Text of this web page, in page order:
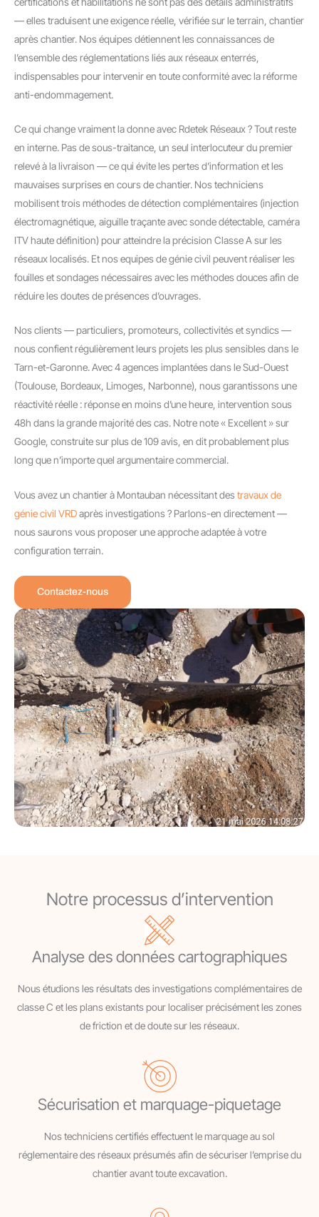
— elles traduisent une exigence réelle, vérifiée sur le terrain, chantier
après chantier. Nos équipes détiennent les connaissances de
l’ensemble des réglementations liés aux réseaux enterrés,
indispensables pour intervenir en toute conformité avec la réforme
anti-endommagement.
Ce qui change vraiment la donne avec Rdetek Réseaux ? Tout reste
en interne. Pas de sous-traitance, un seul interlocuteur du premier
relevé à la livraison — ce qui évite les pertes d’information et les
mauvaises surprises en cours de chantier. Nos techniciens
mobilisent trois méthodes de détection complémentaires (injection
électromagnétique, aiguille traçante avec sonde détectable, caméra
ITV haute définition) pour atteindre la précision Classe A sur les
réseaux localisés. Et nos equipes de génie civil peuvent réaliser les
fouilles et sondages nécessaires avec les méthodes douces afin de
réduire les doutes de présences d’ouvrages.
Nos clients — particuliers, promoteurs, collectivités et syndics —
nous confient régulièrement leurs projets les plus sensibles dans le
Tarn-et-Garonne. Avec 4 agences implantées dans le Sud-Ouest
(Toulouse, Bordeaux, Limoges, Narbonne), nous garantissons une
réactivité réelle : réponse en moins d’une heure, intervention sous
48h dans la grande majorité des cas. Notre note « Excellent » sur
Google, construite sur plus de 109 avis, en dit probablement plus
long que n’importe quel argumentaire commercial.
Vous avez un chantier à Montauban nécessitant destravaux de
génie civil VRDaprès investigations ? Parlons-en directement —
nous saurons vous proposer une approche adaptée à votre
configuration terrain.
Contactez-nous
Notre processus d’intervention
Analyse des données cartographiques
Nous étudions les résultats des investigations complémentaires de
classe C et les plans existants pour localiser précisément les zones
de friction et de doute sur les réseaux.
Sécurisation et marquage-piquetage
Nos techniciens certifiés effectuent le marquage au sol
réglementaire des réseaux présumés afin de sécuriser l’emprise du
chantier avant toute excavation.